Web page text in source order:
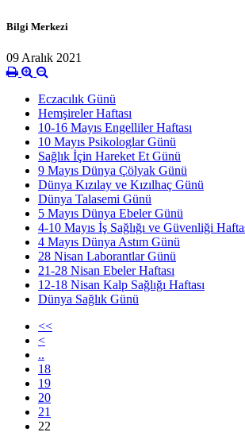
Bilgi Merkezi
09 Aralık 2021
Eczacılık Günü
Hemşireler Haftası
10-16 Mayıs Engelliler Haftası
10 Mayıs Psikologlar Günü
Sağlık İçin Hareket Et Günü
9 Mayıs Dünya Çölyak Günü
Dünya Kızılay ve Kızılhaç Günü
Dünya Talasemi Günü
5 Mayıs Dünya Ebeler Günü
4-10 Mayıs İş Sağlığı ve Güvenliği
4 Mayıs Dünya Astım Günü
28 Nisan Laborantlar Günü
21-28 Nisan Ebeler Haftası
12-18 Nisan Kalp Sağlığı Haftası
Dünya Sağlık Günü
<<
<
..
18
19
20
21
22